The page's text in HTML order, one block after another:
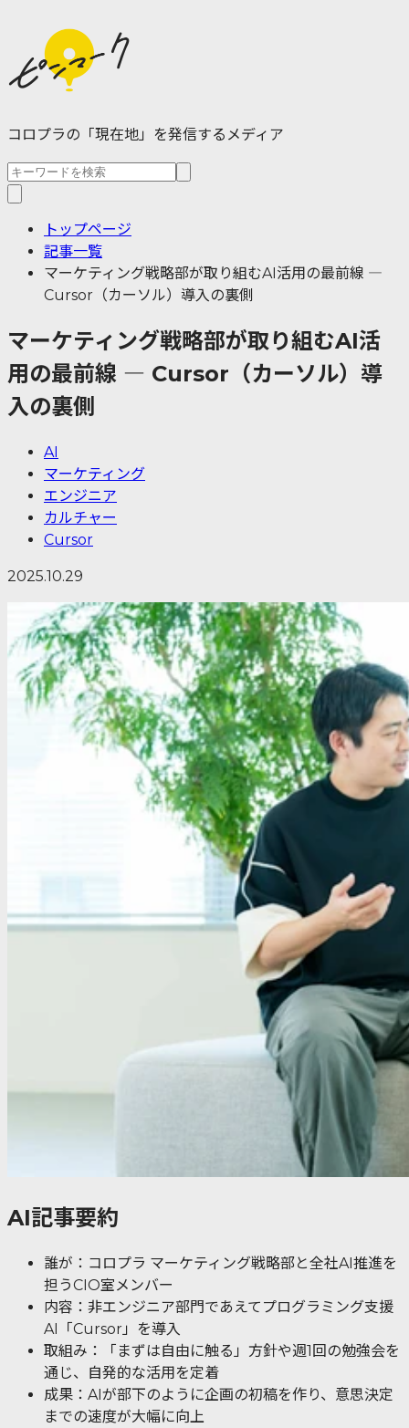
コロプラの「現在地」を発信するメディア
トップページ
記事一覧
マーケティング戦略部が取り組むAI活用の最前線 ―
Cursor（カーソル）導入の裏側
マーケティング戦略部が取り組むAI活
用の最前線 ― Cursor（カーソル）導
入の裏側
AI
マーケティング
エンジニア
カルチャー
Cursor
2025.10.29
AI記事要約
誰が：コロプラ マーケティング戦略部と全社AI推進を
担うCIO室メンバー
内容：非エンジニア部門であえてプログラミング支援
AI「Cursor」を導入
取組み：「まずは自由に触る」方針や週1回の勉強会を
通じ、自発的な活用を定着
成果：AIが部下のように企画の初稿を作り、意思決定
までの速度が大幅に向上